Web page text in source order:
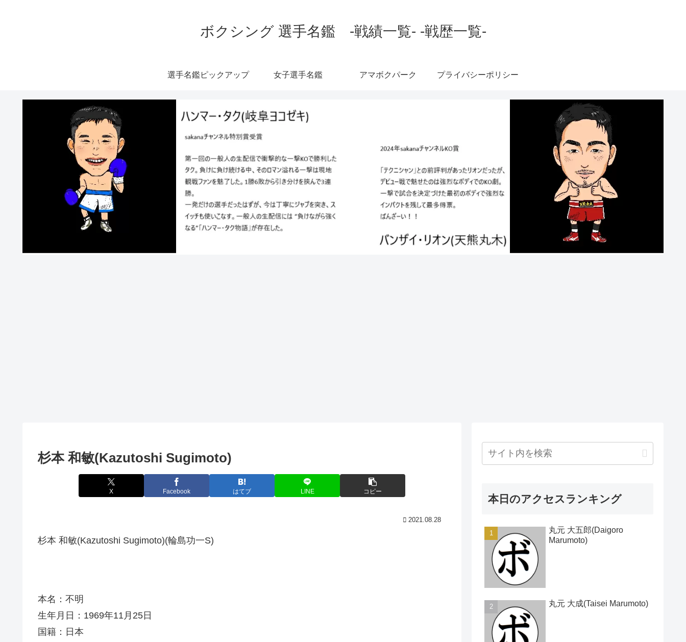
ボクシング 選手名鑑 -戦績一覧- -戦歴一覧-
選手名鑑ピックアップ 女子選手名鑑 アマボクパーク プライバシーポリシー
杉本 和敏(Kazutoshi Sugimoto)
X Facebook はてブ LINE コピー
2021.08.28
杉本 和敏(Kazutoshi Sugimoto)(輪島功一S)
本名：不明
生年月日：1969年11月25日
国籍：日本
本日のアクセスランキング
丸元 大五郎(Daigoro
Marumoto)
丸元 大成(Taisei Marumoto)